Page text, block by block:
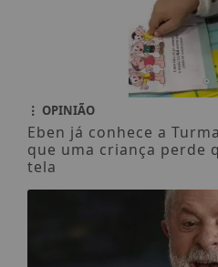
OPINIÃO
Eben já conhece a
que uma criança perde
tela